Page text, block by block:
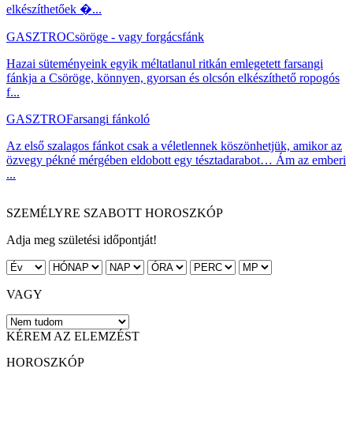
elkészíthetőek �...
GASZTROCsöröge - vagy forgácsfánk
Hazai süteményeink egyik méltatlanul ritkán emlegetett farsangi
fánkja a Csöröge, könnyen, gyorsan és olcsón elkészíthető ropogós
f...
GASZTROFarsangi fánkoló
Az első szalagos fánkot csak a véletlennek köszönhetjük, amikor az
özvegy pékné mérgében eldobott egy tésztadarabot… Ám az emberi
...
SZEMÉLYRE SZABOTT HOROSZKÓP
Adja meg születési időpontját!
VAGY
KÉREM AZ ELEMZÉST
HOROSZKÓP